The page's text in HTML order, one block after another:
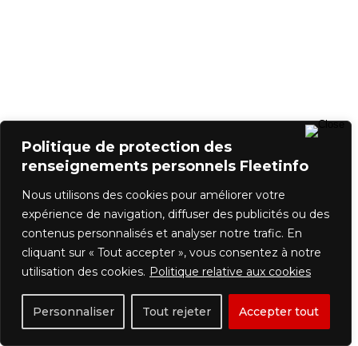
Politique de protection des
renseignements personnels Fleetinfo
Nous utilisons des cookies pour améliorer votre
expérience de navigation, diffuser des publicités ou des
contenus personnalisés et analyser notre trafic. En
cliquant sur « Tout accepter », vous consentez à notre
utilisation des cookies. Politique relative aux cookies
Personnaliser Tout rejeter Accepter tout